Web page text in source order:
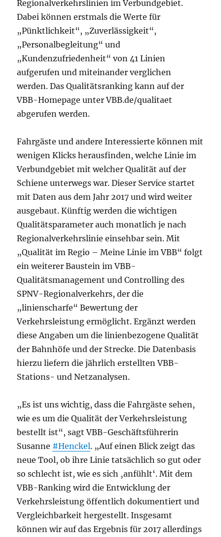
Regionalverkehrslinien im Verbundgebiet.
Dabei können erstmals die Werte für
„Pünktlichkeit“, „Zuverlässigkeit“,
„Personalbegleitung“ und
„Kundenzufriedenheit“ von 41 Linien
aufgerufen und miteinander verglichen
werden. Das Qualitätsranking kann auf der
VBB-Homepage unter VBB.de/qualitaet
abgerufen werden.
Fahrgäste und andere Interessierte können mit
wenigen Klicks herausfinden, welche Linie im
Verbundgebiet mit welcher Qualität auf der
Schiene unterwegs war. Dieser Service startet
mit Daten aus dem Jahr 2017 und wird weiter
ausgebaut. Künftig werden die wichtigen
Qualitätsparameter auch monatlich je nach
Regionalverkehrslinie einsehbar sein. Mit
„Qualität im Regio – Meine Linie im VBB“ folgt
ein weiterer Baustein im VBB-
Qualitätsmanagement und Controlling des
SPNV-Regionalverkehrs, der die
„linienscharfe“ Bewertung der
Verkehrsleistung ermöglicht. Ergänzt werden
diese Angaben um die linienbezogene Qualität
der Bahnhöfe und der Strecke. Die Datenbasis
hierzu liefern die jährlich erstellten VBB-
Stations- und Netzanalysen.
„Es ist uns wichtig, dass die Fahrgäste sehen,
wie es um die Qualität der Verkehrsleistung
bestellt ist“, sagt VBB-Geschäftsführerin
Susanne #Henckel. „Auf einen Blick zeigt das
neue Tool, ob ihre Linie tatsächlich so gut oder
so schlecht ist, wie es sich ‚anfühlt‘. Mit dem
VBB-Ranking wird die Entwicklung der
Verkehrsleistung öffentlich dokumentiert und
Vergleichbarkeit hergestellt. Insgesamt
können wir auf das Ergebnis für 2017 allerdings